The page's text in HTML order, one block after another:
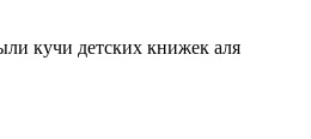
кучи детских книжек аля